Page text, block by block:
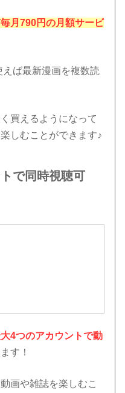
月790円の月額サービ
ば最新漫画を複数読
買えるようになって
しむことができます♪
で同時視聴可
4つのアカウントで動
す！
画や雑誌を楽しむこ